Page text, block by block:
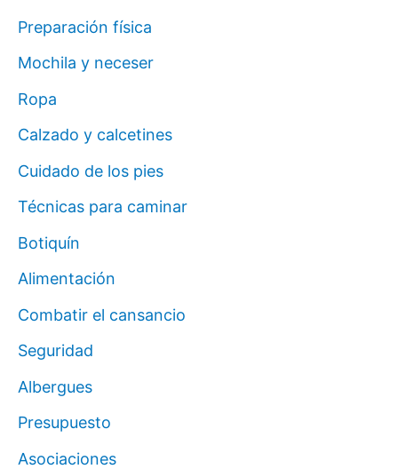
Preparación física
Mochila y neceser
Ropa
Calzado y calcetines
Cuidado de los pies
Técnicas para caminar
Botiquín
Alimentación
Combatir el cansancio
Seguridad
Albergues
Presupuesto
Asociaciones